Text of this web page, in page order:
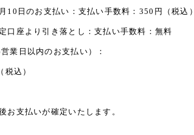
10日のお支払い：支払い手数料：350円（税込）
口座より引き落とし：支払い手数料：無料
業日以内のお支払い）：
税込）
お支払いが確定いたします。